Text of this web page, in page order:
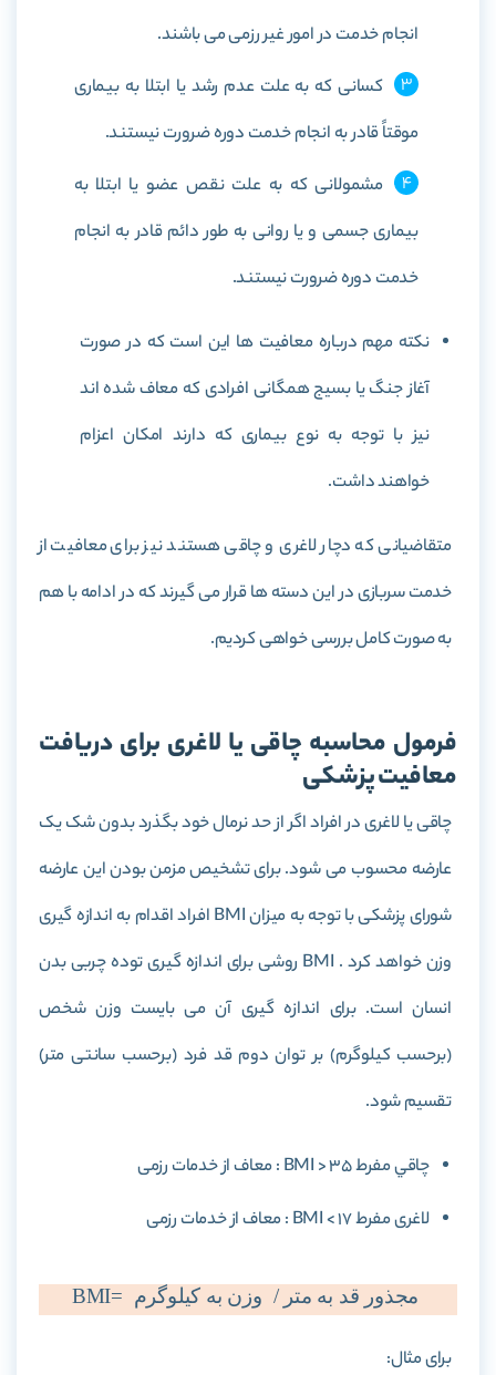
انجام خدمت در امور غیر رزمی می باشند.
کسانی که به علت عدم رشد یا ابتلا به بیماری
موقتاً قادر به انجام خدمت دوره ضرورت نیستند.
مشمولانی که به علت نقص عضو یا ابتلا به
بیماری جسمی و یا روانی به طور دائم قادر به انجام
خدمت دوره ضرورت نیستند.
نکته مهم درباره معافیت ها این است که در صورت
آغاز جنگ یا بسیج همگانی افرادی که معاف شده اند
نیز با توجه به نوع بیماری که دارند امکان اعزام
خواهند داشت.
متقاضیانی که دچار لاغری و چاقی هستند نیز برای معافیت از
خدمت سربازی در این دسته ها قرار می گیرند که در ادامه با هم
به صورت کامل بررسی خواهی کردیم.
فرمول محاسبه چاقی یا لاغری برای دریافت
معافیت پزشکی
چاقی یا لاغری در افراد اگر از حد نرمال خود بگذرد بدون شک یک
عارضه محسوب می شود. برای تشخیص مزمن بودن این عارضه
شورای پزشکی با توجه به میزان BMI افراد اقدام به اندازه گیری
وزن خواهد کرد . BMI روشی برای اندازه گیری توده چربی بدن
انسان است. برای اندازه گیری آن می بایست وزن شخص
(برحسب کیلوگرم) بر توان دوم قد فرد (برحسب سانتی متر)
تقسیم شود.
چاقي مفرط BMI > 35 : معاف از خدمات رزمی
لاغری مفرط BMI < 17 : معاف از خدمات رزمی
مجذور قد به متر / وزن به کیلوگرم BMI=
برای مثال: